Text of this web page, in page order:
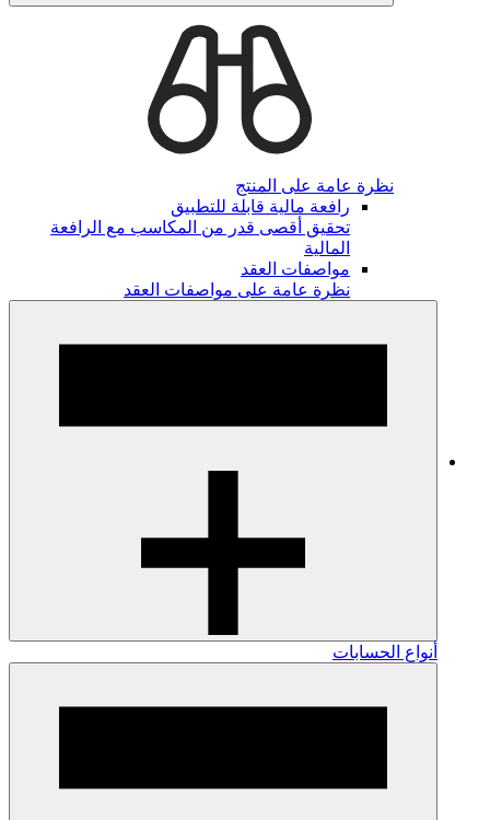
نظرة عامة على المنتج
رافعة مالية قابلة للتطبيق
تحقيق أقصى قدر من المكاسب مع الرافعة
المالية
مواصفات العقد
نظرة عامة على مواصفات العقد
أنواع الحسابات